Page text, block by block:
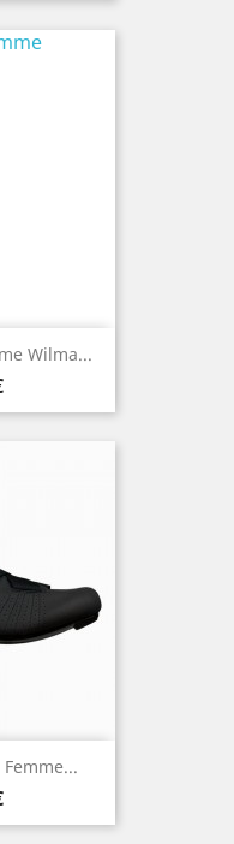
Wilma...